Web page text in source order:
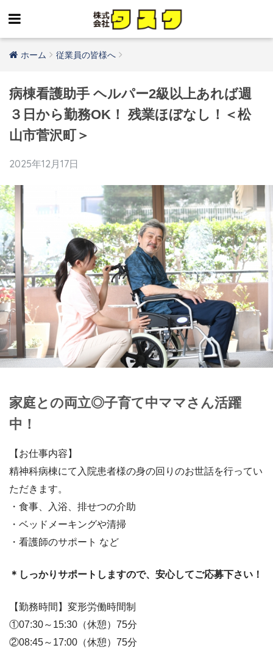
ホーム 従業員の皆様へ
病棟看護助手 ヘルパー2級以上あれば週
３日から勤務OK！ 残業ほぼなし！＜松
山市菅沢町＞
2025年12月17日
家庭との両立◎子育て中ママさん活躍
中！
【お仕事内容】
精神科病棟にて入院患者様の身の回りのお世話を行ってい
ただきます。
・食事、入浴、排せつの介助
・ベッドメーキングや清掃
・看護師のサポート など
＊しっかりサポートしますので、安心してご応募下さい！
【勤務時間】変形労働時間制
①07:30～15:30（休憩）75分
②08:45～17:00（休憩）75分